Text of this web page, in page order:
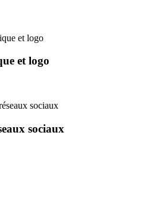
et logo
et logo
sociaux
sociaux